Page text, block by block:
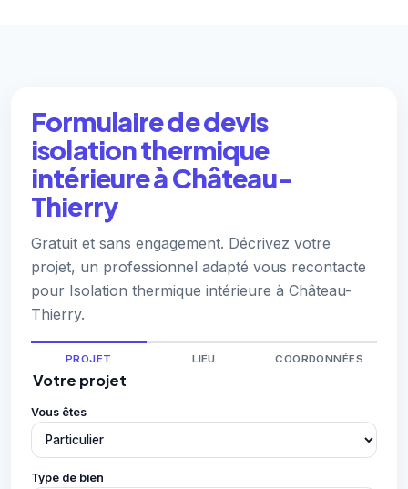
Formulaire de devis
isolation thermique
intérieure à Château-
Thierry
Gratuit et sans engagement. Décrivez votre
projet, un professionnel adapté vous recontacte
pour Isolation thermique intérieure à Château-
Thierry.
PROJET LIEU COORDONNÉES
Votre projet
Vous êtes
Type de bien